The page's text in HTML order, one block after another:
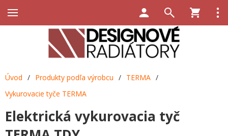
Úvod / Produkty podľa výrobcu / TERMA /
Vykurovacie tyče TERMA
Elektrická vykurovacia tyč